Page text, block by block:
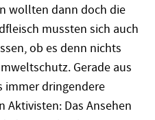
wollten dann doch die
mussten sich auch
ob es denn nichts
Gerade aus
immer dringendere
Aktivisten: Das Ansehen